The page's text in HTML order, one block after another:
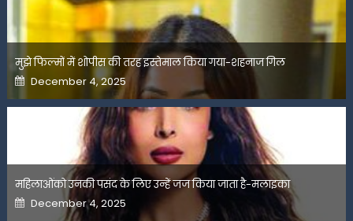
मुझे फिल्मों में शोपीस की तरह इस्तेमाल किया गया-शहनाज गिल
Posted
on
December 4, 2025
महिलाओंको उनकी पसंद के लिए उन्हें जज किया जाता है-मलाइका
Posted
on
December 4, 2025